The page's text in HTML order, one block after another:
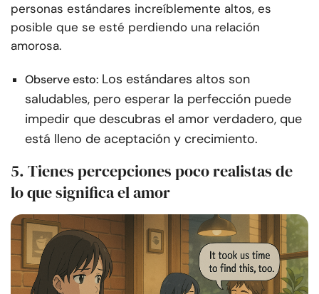
personas estándares increíblemente altos, es
posible que se esté perdiendo una relación
amorosa.
Observe esto: Los estándares altos son
saludables, pero esperar la perfección puede
impedir que descubras el amor verdadero, que
está lleno de aceptación y crecimiento.
5. Tienes percepciones poco realistas de
lo que significa el amor